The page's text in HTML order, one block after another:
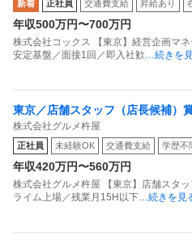
新着 正社員 交通費支給 昇給あり
年収500万円〜700万円
株式会社コックス 【東京】経営企画マ
安定基盤／面接1回／即入社歓 …続きを
東京／店舗スタッフ（店長候補）
業月15H以下／新店オープン多数
株式会社グルメ杵屋
正社員 未経験OK 交通費支給 学歴不
年収420万円〜560万円
株式会社グルメ杵屋 【東京】店舗スタ
ライム上場／残業月15H以下 …続きを見